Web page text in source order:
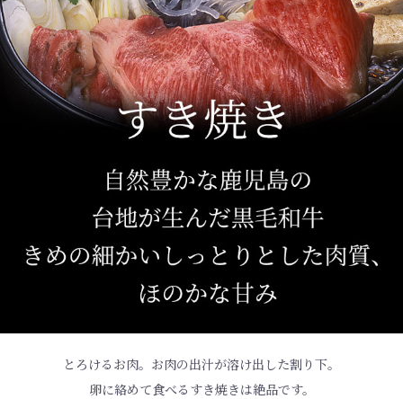
とろけるお肉。お肉の出汁が溶け出した割り下。
卵に絡めて食べるすき焼きは絶品です。